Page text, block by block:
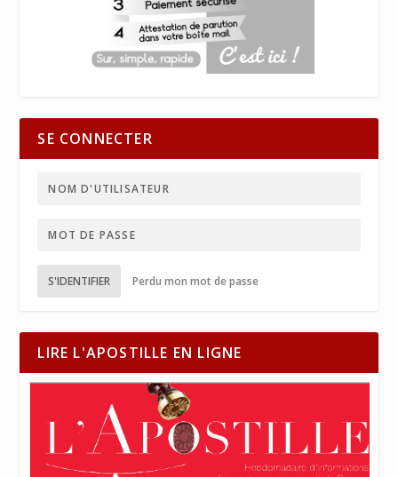
SE CONNECTER
S'IDENTIFIER Perdu mon mot de passe
LIRE L'APOSTILLE EN LIGNE